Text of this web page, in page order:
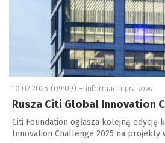
10.02.2025 (09:09) – informacja prasowa
Rusza Citi Global Innovation
Citi Foundation ogłasza kolejną edycję
Innovation Challenge 2025 na projekty